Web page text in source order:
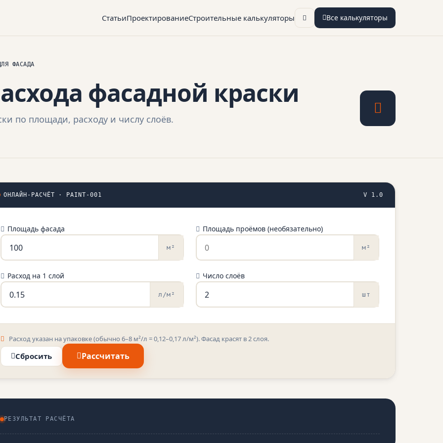
СтатьиПроектированиеСтроительные калькуляторы Все калькуляторы
ФАСАДА
фасадной краски
по площади, расходу и числу слоёв.
ОНЛАЙН-РАСЧЁТ · PAINT-001 V 1.0
Площадь фасада
м²
Площадь проёмов (необязательно)
м²
Расход на 1 слой
л/м²
Число слоёв
шт
Расход указан на упаковке (обычно 6–8 м²/л = 0,12–0,17 л/м²). Фасад красят в 2 слоя.
Сбросить Рассчитать
РЕЗУЛЬТАТ РАСЧЁТА